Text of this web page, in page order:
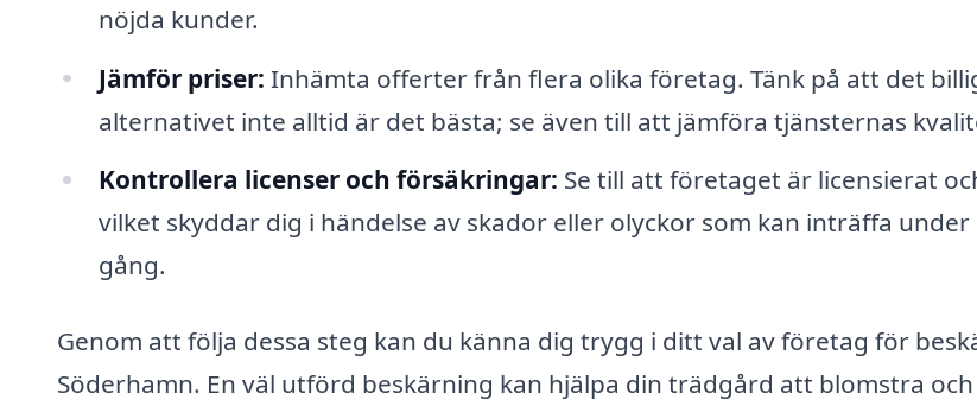
nöjda kunder.
Jämför priser: Inhämta offerter från flera olika företag. Tänk på att det
alternativet inte alltid är det bästa; se även till att jämföra tjänsternas
Kontrollera licenser och försäkringar: Se till att företaget är licensierat
vilket skyddar dig i händelse av skador eller olyckor som kan inträffa
gång.
Genom att följa dessa steg kan du känna dig trygg i ditt val av företag för
Söderhamn. En väl utförd beskärning kan hjälpa din trädgård att blomstra